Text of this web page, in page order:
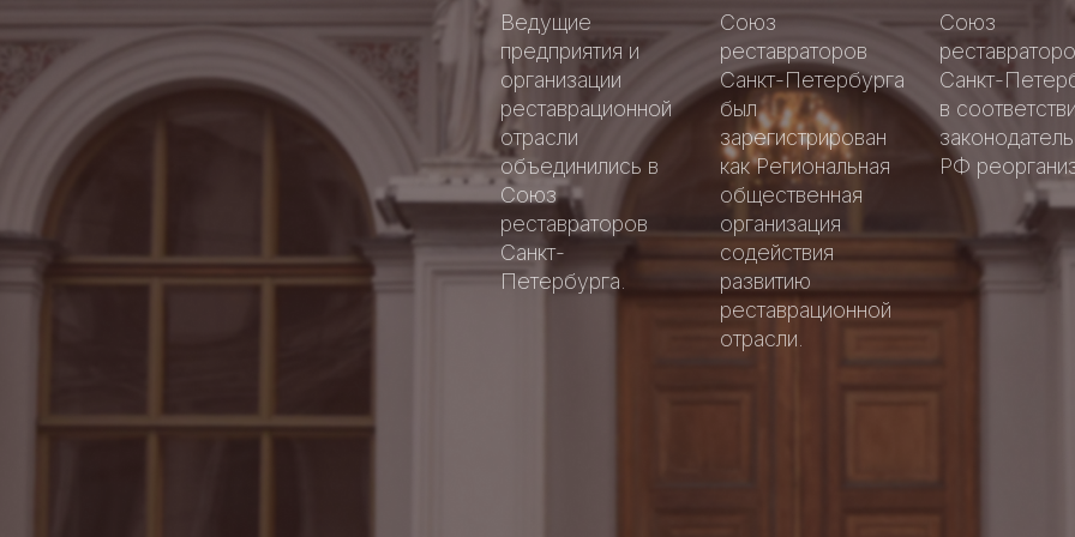
Ведущие
предприятия и
организации
реставрационной
отрасли
объединились в
Союз
реставраторов
Санкт-
Петербурга.
Союз
реставраторов
Санкт-Петербурга
был
зарегистрирован
как Региональная
общественная
организация
содействия
развитию
реставрационной
отрасли.
Союз
Санкт-
в
РФ
Аллея
славы
Добрые
дела
Аллея
славы
Добрые
дела